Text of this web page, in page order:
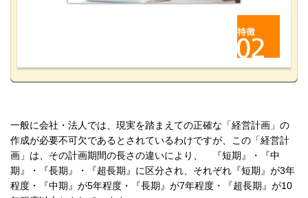
一般に会社・法人では、現実を踏まえての正確な「経営計画」の
作成が必要不可欠であるとされているわけですが、この「経営計
画」は、その計画期間の長さの違いにより、 『短期』・『中
期』・『長期』・『超長期』に区分され、それぞれ『短期』が3年
程度・『中期』が5年程度・『長期』が7年程度・『超長期』が10